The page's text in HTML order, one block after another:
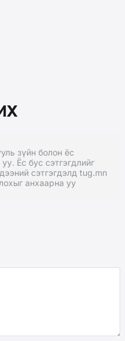
зүйн болон ёс
Ёс бус сэтгэгдлийг
сэтгэгдэлд tug.mn
анхаарна уу